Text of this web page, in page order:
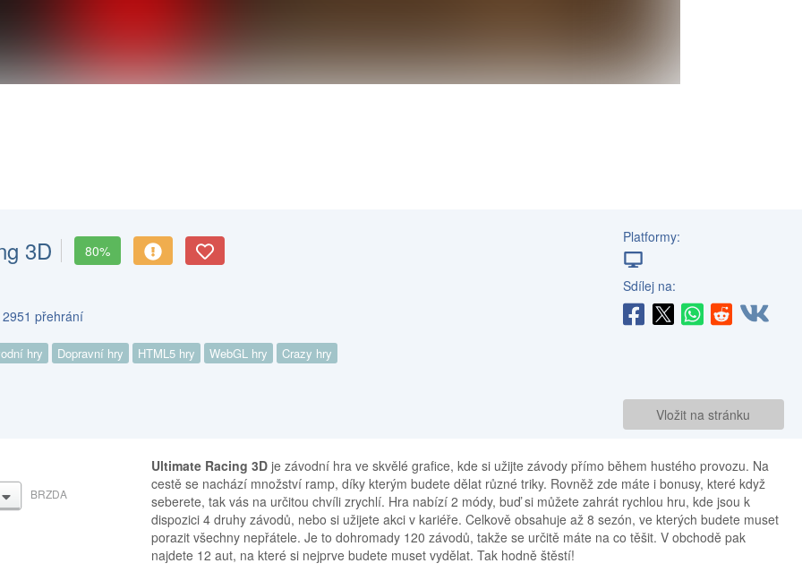
3D
80%
2951 přehrání
hry Dopravní hry HTML5 hry WebGL hry Crazy hry
Platformy:
Sdílej na:
Vložit na stránku
DOLŮBRZDA
Ultimate Racing 3D je závodní hra ve skvělé grafice, kde si užijte závody přímo během hustého provozu. Na
cestě se nachází množství ramp, díky kterým budete dělat různé triky. Rovněž zde máte i bonusy, které když
seberete, tak vás na určitou chvíli zrychlí. Hra nabízí 2 módy, buď si můžete zahrát rychlou hru, kde jsou k
dispozici 4 druhy závodů, nebo si užijete akci v kariéře. Celkově obsahuje až 8 sezón, ve kterých budete muset
porazit všechny nepřátele. Je to dohromady 120 závodů, takže se určitě máte na co těšit. V obchodě pak
najdete 12 aut, na které si nejprve budete muset vydělat. Tak hodně štěstí!